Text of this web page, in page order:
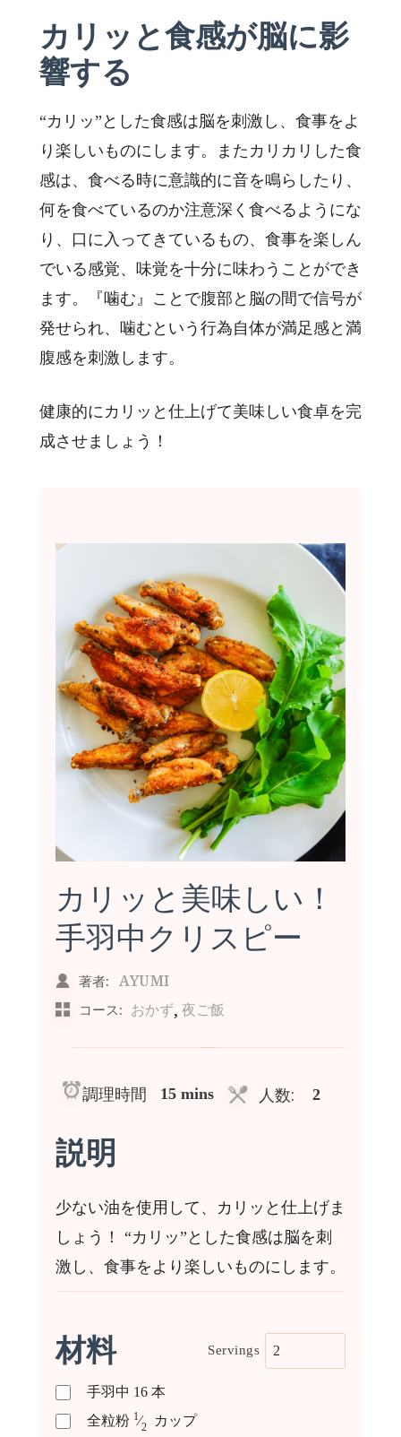
カリッと食感が脳に影
響する
“カリッ”とした食感は脳を刺激し、食事をよ
り楽しいものにします。またカリカリした食
感は、食べる時に意識的に音を鳴らしたり、
何を食べているのか注意深く食べるようにな
り、口に入ってきているもの、食事を楽しん
でいる感覚、味覚を十分に味わうことができ
ます。『噛む』ことで腹部と脳の間で信号が
発せられ、噛むという行為自体が満足感と満
腹感を刺激します。
健康的にカリッと仕上げて美味しい食卓を完
成させましょう！
カリッと美味しい！
手羽中クリスピー
著者: AYUMI
コース: おかず, 夜ご飯
調理時間 15 mins 人数: 2
説明
少ない油を使用して、カリッと仕上げま
しょう！ “カリッ” とした食感は脳を刺
激し、食事をより楽しいものにします。
材料 Servings
手羽中 16 本
全粒粉 1⁄2
カップ